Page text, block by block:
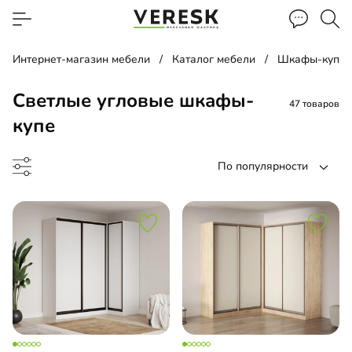
Интернет-магазин мебели Каталог мебели Шкафы-купе
Светлые угловые шкафы-
купе
47 товаров
По популярности